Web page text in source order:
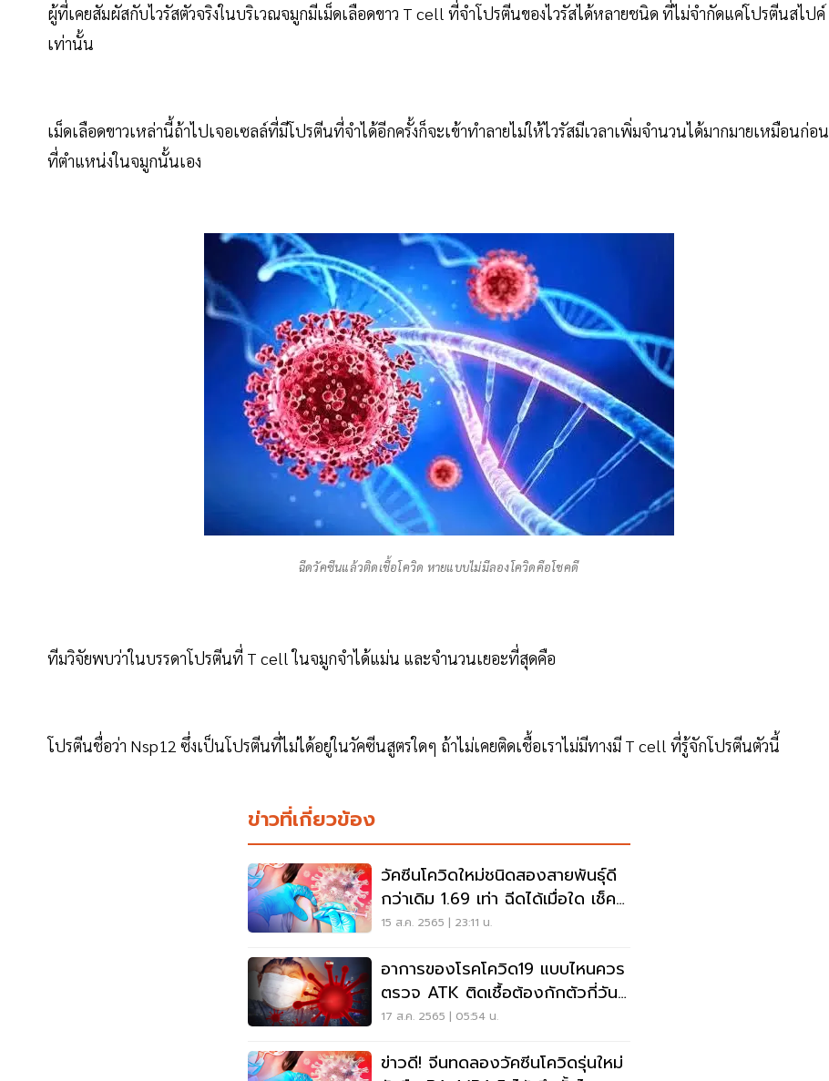
ผู้ที่เคยสัมผัสกับไวรัสตัวจริงในบริเวณจมูกมีเม็ดเลือดขาว T cell ที่จำโปรตีนของไวรัสได้หลายชนิด ที่ไม่จำกัดแค่โปรตีนสไปค์
เท่านั้น
เม็ดเลือดขาวเหล่านี้ถ้าไปเจอเซลล์ที่มีโปรตีนที่จำได้อีกครั้งก็จะเข้าทำลายไม่ให้ไวรัสมีเวลาเพิ่มจำนวนได้มากมายเหมือนก่อน
ที่ตำแหน่งในจมูกนั้นเอง
ฉีดวัคซีนแล้วติดเชื้อโควิด หายแบบไม่มีลองโควิดคือโชคดี
ทีมวิจัยพบว่าในบรรดาโปรตีนที่ T cell ในจมูกจำได้แม่น และจำนวนเยอะที่สุดคือ
โปรตีนชื่อว่า Nsp12 ซึ่งเป็นโปรตีนที่ไม่ได้อยู่ในวัคซีนสูตรใดๆ ถ้าไม่เคยติดเชื้อเราไม่มีทางมี T cell ที่รู้จักโปรตีนตัวนี้
ข่าวที่เกี่ยวข้อง
วัคซีนโควิดใหม่ชนิดสองสายพันธุ์ดี
กว่าเดิม 1.69 เท่า ฉีดได้เมื่อใด เช็ค
เลย
15 ส.ค. 2565 | 23:11 น.
อาการของโรคโควิด19 แบบไหนควร
ตรวจ ATK ติดเชื้อต้องกักตัวกี่วัน
เช็คเลย
17 ส.ค. 2565 | 05:54 น.
ข่าวดี! จีนทดลองวัคซีนโควิดรุ่นใหม่